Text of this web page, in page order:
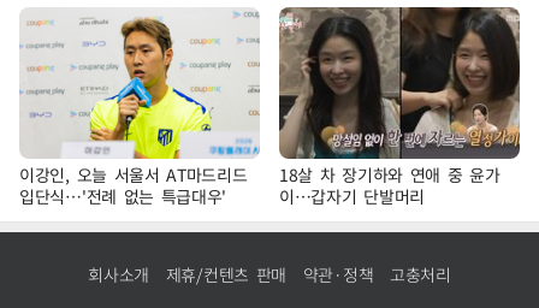
이강인, 오늘 서울서 AT마드리드
입단식…'전례 없는 특급대우'
18살 차 장기하와 연애 중 윤가
이…갑자기 단발머리
회사소개 제휴/컨텐츠 판매 약관·정책 고충처리